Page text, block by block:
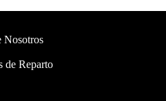
Nosotros
de Reparto